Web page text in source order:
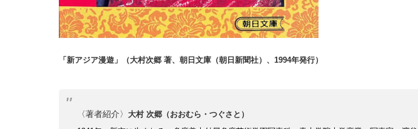
「新アジア漫遊」（大村次郷 著、朝日文庫（朝日新聞社）、1994年発行）
〈著者紹介〉 大村 次郷（おおむら・つぐさと）